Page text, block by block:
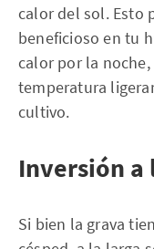
calor del sol. Esto
beneficioso en tu
calor por la
temperatura
cultivo.
Inversión a
Si bien la grava